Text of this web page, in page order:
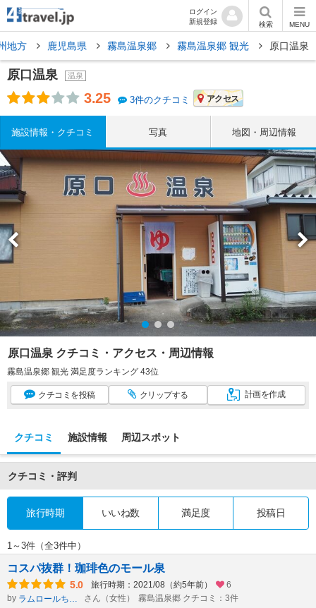
ログイン
新規登録
検索 MENU
地方 鹿児島県 霧島温泉郷 霧島温泉郷 観光 原口温泉
原口温泉 温泉
3.25 3件のクチコミ アクセス
施設情報・クチコミ 写真 地図・周辺情報
原口温泉 クチコミ・アクセス・周辺情報
霧島温泉郷 観光 満足度ランキング 43位
クチコミ を投稿 クリップする 計画を作成
クチコミ 施設情報 周辺スポット
クチコミ・評判
旅行時期 いいね数 満足度 投稿日
1～3件（全3件中）
コスパ抜群！珈琲色のモール泉
5.0 旅行時期：2021/08（約5年前）
6
by
ラムロールちゃん さん（女性） 霧島温泉郷 クチコミ：3件